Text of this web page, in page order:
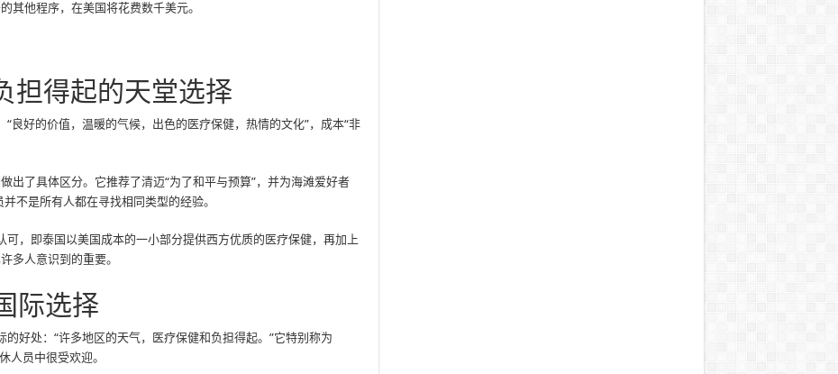
其他程序，在美国将花费数千美元。
担得起的天堂选择
良好的价值，温暖的气候，出色的医疗保健，热情的文化”，成本“非
出了具体区分。它推荐了清迈“为了和平与预算”，并为海滩爱好者
不是所有人都在寻找相同类型的经验。
，即泰国以美国成本的一小部分提供西方优质的医疗保健，再加上
多人意识到的重要。
际选择
好处：“许多地区的天气，医疗保健和负担得起。”它特别称为
人员中很受欢迎。